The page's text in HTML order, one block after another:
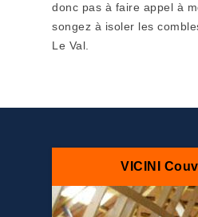
donc pas à faire appel à
songez à isoler les
Le Val.
VICINI